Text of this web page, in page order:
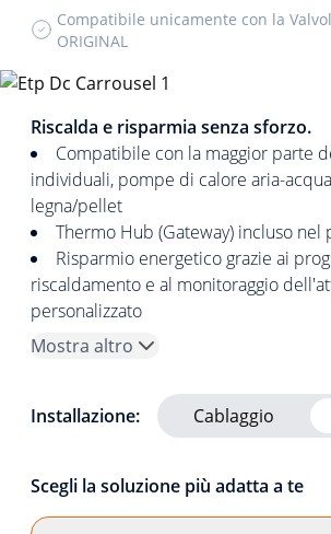
Compatibile unicamente con la
ORIGINAL
Riscalda e risparmia senza sforzo.
Compatibile con la maggior parte
individuali, pompe di calore aria-
legna/pellet
Thermo Hub (Gateway) incluso nel
Risparmio energetico grazie ai
riscaldamento e al monitoraggio
personalizzato
Mostra altro
Installazione: Cablaggio
Scegli la soluzione più adatta a te